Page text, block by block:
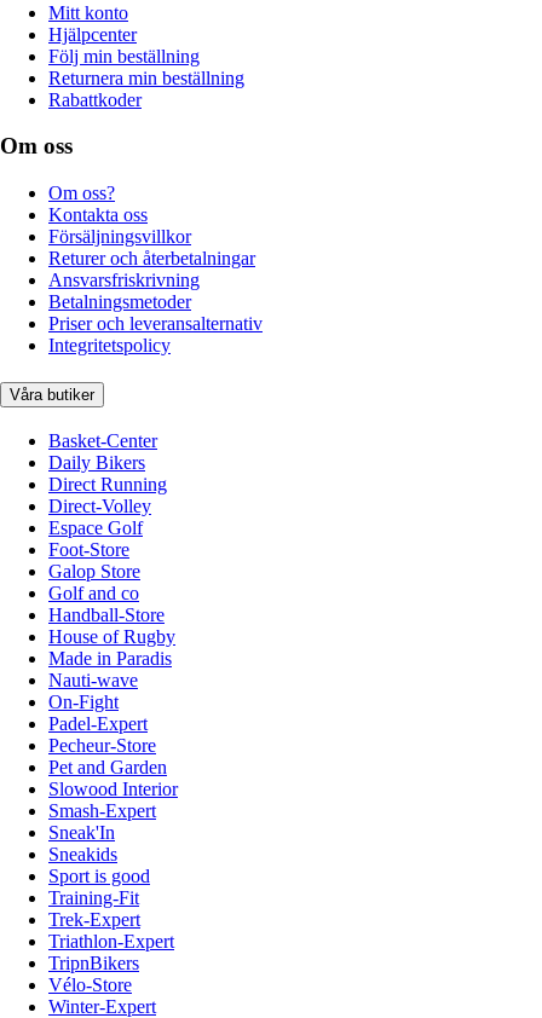
Mitt konto
Hjälpcenter
Följ min beställning
Returnera min beställning
Rabattkoder
Om oss
Om oss?
Kontakta oss
Försäljningsvillkor
Returer och återbetalningar
Ansvarsfriskrivning
Betalningsmetoder
Priser och leveransalternativ
Integritetspolicy
Våra butiker
Basket-Center
Daily Bikers
Direct Running
Direct-Volley
Espace Golf
Foot-Store
Galop Store
Golf and co
Handball-Store
House of Rugby
Made in Paradis
Nauti-wave
On-Fight
Padel-Expert
Pecheur-Store
Pet and Garden
Slowood Interior
Smash-Expert
Sneak'In
Sneakids
Sport is good
Training-Fit
Trek-Expert
Triathlon-Expert
TripnBikers
Vélo-Store
Winter-Expert